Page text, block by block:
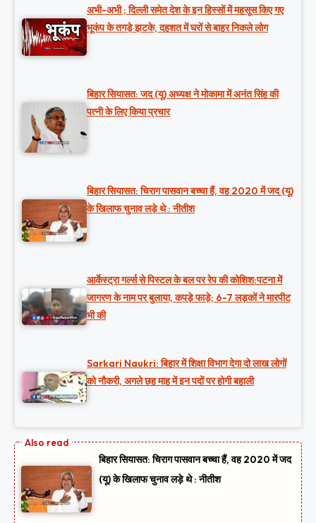
अभी-अभी ; दिल्ली समेत देश के इन हिस्सों में महसूस किए गए
भूकंप के तगड़े झटके, दहशत में घरों से बाहर निकले लोग
बिहार सियासत: जद (यू) अध्यक्ष ने मोकामा में अनंत सिंह की
पत्नी के लिए किया प्रचार
बिहार सियासत: चिराग पासवान बच्चा हैं, वह 2020 में जद (यू)
के खिलाफ चुनाव लड़े थे : नीतीश
आर्केस्ट्रा गर्ल्स से पिस्टल के बल पर रेप की कोशिश:पटना में
जागरण के नाम पर बुलाया, कपड़े फाड़े; 6-7 लड़कों ने मारपीट
भी की
Sarkari Naukri: बिहार में शिक्षा विभाग देगा दो लाख लोगों
को नौकरी, अगले छह माह में इन पदों पर होगी बहाली
बिहार सियासत: चिराग पासवान बच्चा हैं, वह 2020 में जद
(यू) के खिलाफ चुनाव लड़े थे : नीतीश